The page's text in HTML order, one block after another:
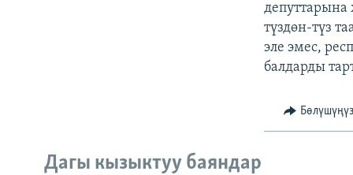
депуттарына
түздөн-түз
эле эмес,
балдарды
Бөлүшүңүз
Дагы кызыктуу баяндар